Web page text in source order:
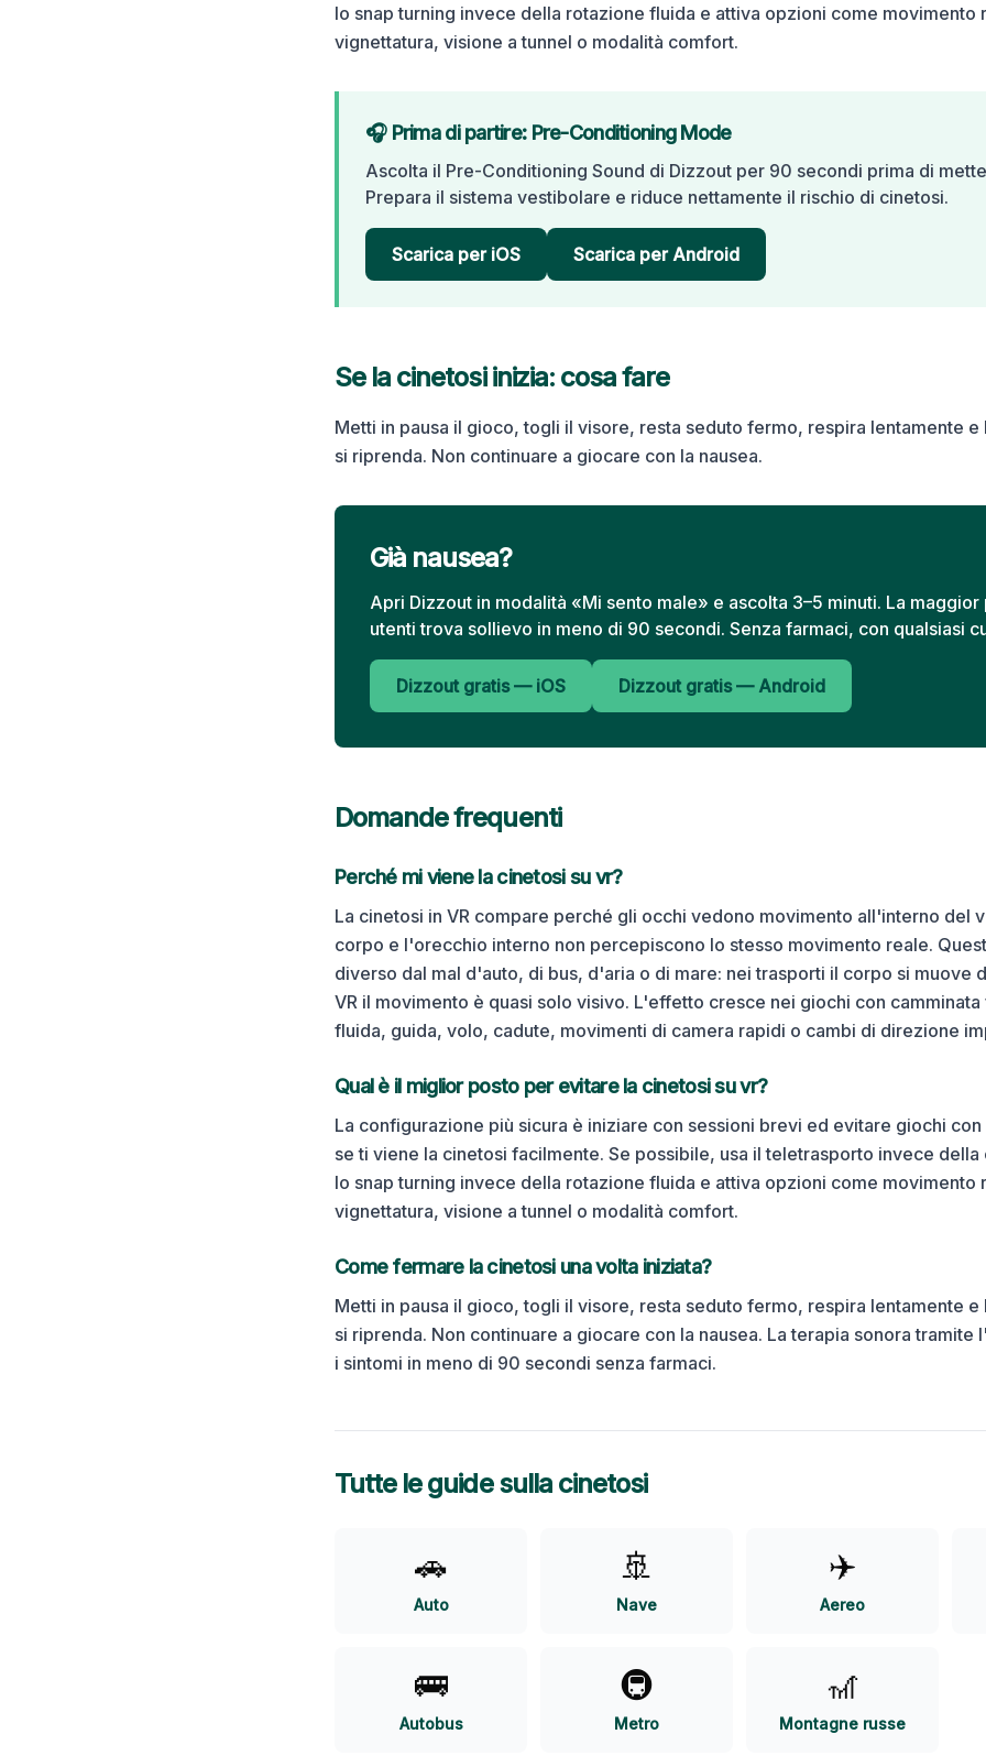
lo snap turning invece della rotazione fluida e attiva opzioni come movimento
vignettatura, visione a tunnel o modalità comfort.
🎧 Prima di partire: Pre-Conditioning Mode
Ascolta il Pre-Conditioning Sound di Dizzout per 90 secondi prima di
Prepara il sistema vestibolare e riduce nettamente il rischio di cinetosi.
Scarica per iOS Scarica per Android
Se la cinetosi inizia: cosa fare
Metti in pausa il gioco, togli il visore, resta seduto fermo, respira lentamente
si riprenda. Non continuare a giocare con la nausea.
Già nausea?
Apri Dizzout in modalità «Mi sento male» e ascolta 3–5 minuti. La
utenti trova sollievo in meno di 90 secondi. Senza farmaci, con qualsiasi
Dizzout gratis — iOS Dizzout gratis — Android
Domande frequenti
Perché mi viene la cinetosi su vr?
La cinetosi in VR compare perché gli occhi vedono movimento all'interno del
corpo e l'orecchio interno non percepiscono lo stesso movimento reale.
diverso dal mal d'auto, di bus, d'aria o di mare: nei trasporti il corpo si muove
VR il movimento è quasi solo visivo. L'effetto cresce nei giochi con
fluida, guida, volo, cadute, movimenti di camera rapidi o cambi di direzione
Qual è il miglior posto per evitare la cinetosi su vr?
La configurazione più sicura è iniziare con sessioni brevi ed evitare giochi
se ti viene la cinetosi facilmente. Se possibile, usa il teletrasporto invece della
lo snap turning invece della rotazione fluida e attiva opzioni come movimento
vignettatura, visione a tunnel o modalità comfort.
Come fermare la cinetosi una volta iniziata?
Metti in pausa il gioco, togli il visore, resta seduto fermo, respira lentamente
si riprenda. Non continuare a giocare con la nausea. La terapia sonora tramite
i sintomi in meno di 90 secondi senza farmaci.
Tutte le guide sulla cinetosi
🚗
Auto
🚢
Nave
✈️
Aereo
🚌
Autobus
🚇
Metro
🎢
Montagne russe